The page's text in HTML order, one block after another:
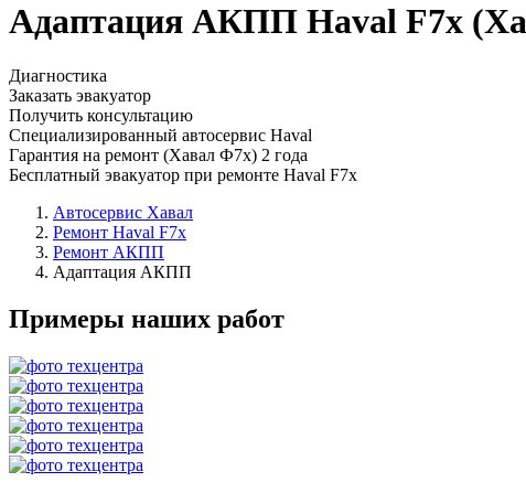
Адаптация АКПП Haval F7x
Диагностика
Заказать эвакуатор
Получить консультацию
Специализированный автосервис Haval
Гарантия на ремонт (Хавал Ф7х) 2 года
Бесплатный эвакуатор при ремонте Haval F7x
Автосервис Хавал
Ремонт Haval F7x
Ремонт АКПП
Адаптация АКПП
Примеры наших работ